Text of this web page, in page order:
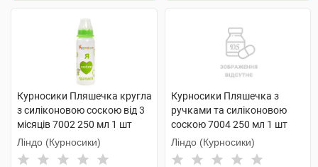
Курносики Пляшечка кругла
з силіконовою соскою від 3
місяців 7002 250 мл 1 шт
Ліндо (Курносики)
Курносики Пляшечка з
ручками та силіконовою
соскою 7004 250 мл 1 шт
Ліндо (Курносики)